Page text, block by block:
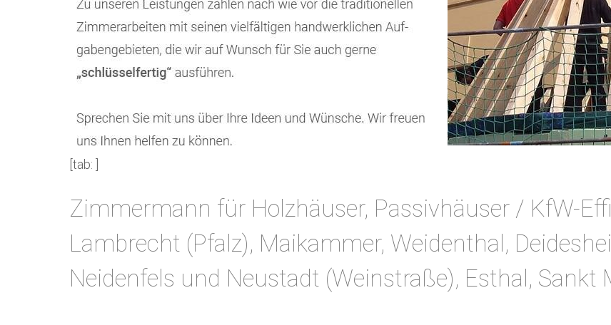
[tab: ]
Zimmermann für Holzhäuser, Passivhäuser / KfW-
Lambrecht (Pfalz), Maikammer, Weidenthal,
Neidenfels und Neustadt (Weinstraße), Esthal, Sankt